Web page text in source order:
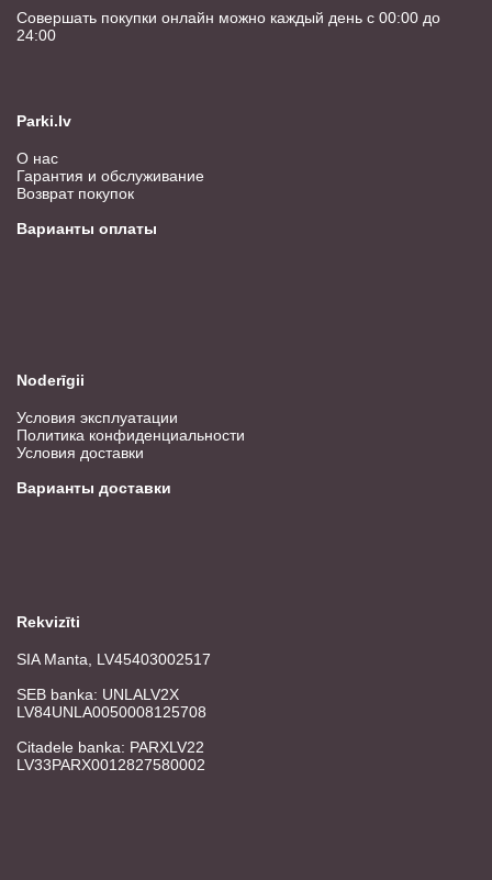
Совершать покупки онлайн можно каждый день с 00:00 до
24:00
Parki.lv
О нас
Гарантия и обслуживание
Возврат покупок
Варианты оплаты
Noderīgii
Условия эксплуатации
Политика конфиденциальности
Условия доставки
Варианты доставки
Rekvizīti
SIA Manta, LV45403002517
SEB banka: UNLALV2X
LV84UNLA0050008125708
Citadele banka: PARXLV22
LV33PARX0012827580002